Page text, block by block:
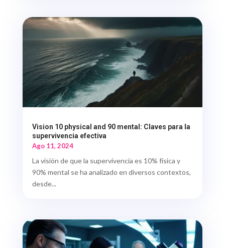
Vision 10 physical and 90 mental: Claves para la
supervivencia efectiva
Ago 11, 2024
La visión de que la supervivencia es 10% física y
90% mental se ha analizado en diversos contextos,
desde...